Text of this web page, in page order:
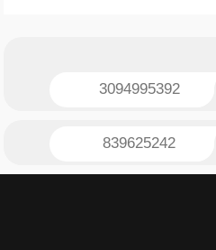
3094995392
839625242